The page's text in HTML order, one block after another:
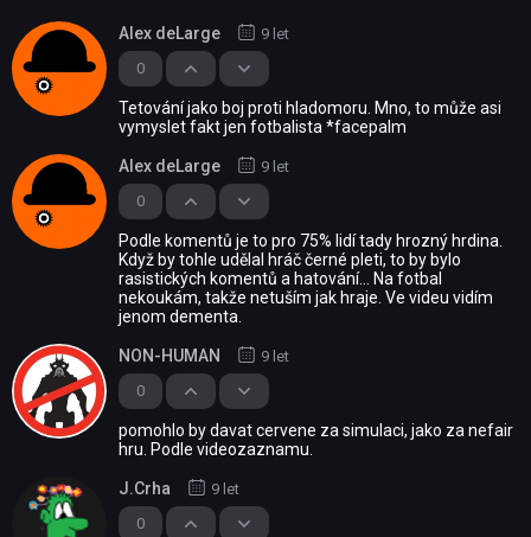
0
Alex deLarge 9 let
Tetování jako boj proti hladomoru. Mno, to může asi
vymyslet fakt jen fotbalista *facepalm
0
Alex deLarge 9 let
Podle komentů je to pro 75% lidí tady hrozný hrdina.
Když by tohle udělal hráč černé pleti, to by bylo
rasistických komentů a hatování... Na fotbal
nekoukám, takže netuším jak hraje. Ve videu vidím
jenom dementa.
0
NON-HUMAN 9 let
pomohlo by davat cervene za simulaci, jako za nefair
hru. Podle videozaznamu.
0
J.Crha 9 let